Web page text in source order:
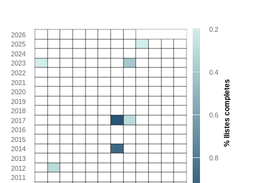
0.2
0.4
0.6
0.8
% llistes completes
2011
2012
2013
2014
2015
2016
2017
2018
2019
2020
2021
2022
2023
2024
2025
2026